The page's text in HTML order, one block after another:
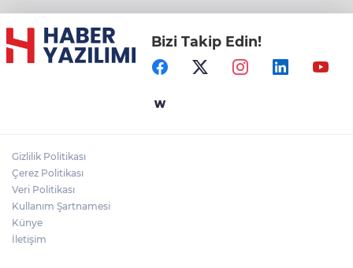
Bizi Takip Edin!
Gizlilik Politikası
Çerez Politikası
Veri Politikası
Kullanım Şartnamesi
Künye
İletişim